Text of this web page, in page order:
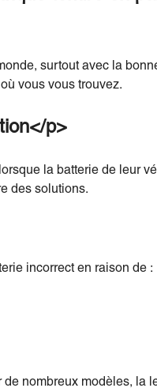
surtout avec la
vous vous trouvez.
p>
la batterie de leur
des solutions.
incorrect en raison de :
nombreux modèles, la